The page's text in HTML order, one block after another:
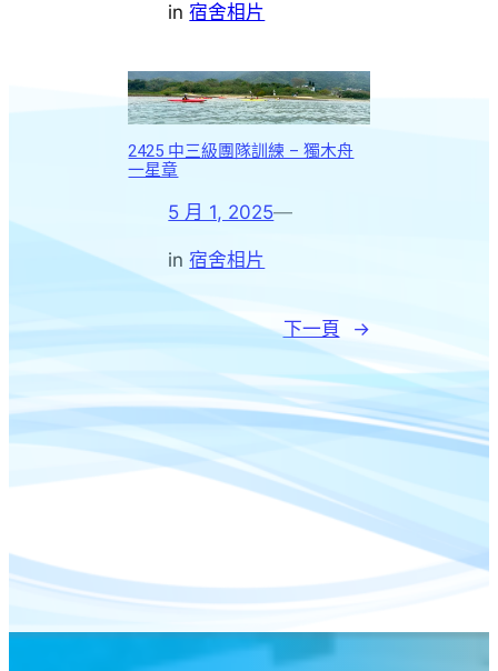
in宿舍相片
2425 中三級團隊訓練 – 獨木舟
一星章
5 月 1, 2025—
in宿舍相片
下一頁 →